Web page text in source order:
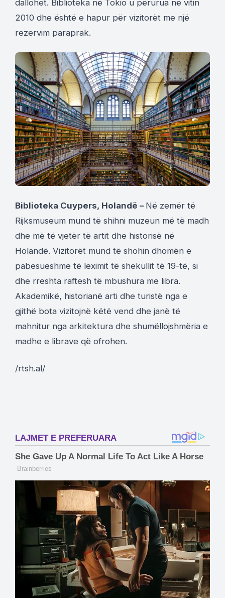
dallohet. Biblioteka në Tokio u përurua në vitin
2010 dhe është e hapur për vizitorët me një
rezervim paraprak.
Biblioteka Cuypers, Holandë – Në zemër të
Rijksmuseum mund të shihni muzeun më të madh
dhe më të vjetër të artit dhe historisë në
Holandë. Vizitorët mund të shohin dhomën e
pabesueshme të leximit të shekullit të 19-të, si
dhe rreshta raftesh të mbushura me libra.
Akademikë, historianë arti dhe turistë nga e
gjithë bota vizitojnë këtë vend dhe janë të
mahnitur nga arkitektura dhe shumëllojshmëria e
madhe e librave që ofrohen.
/rtsh.al/